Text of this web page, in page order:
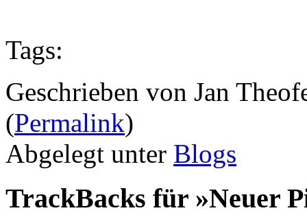
Tags:
Geschrieben von Jan
(Permalink)
Abgelegt unter Blogs
TrackBacks für »Neuer